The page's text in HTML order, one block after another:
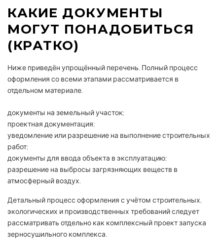
КАКИЕ ДОКУМЕНТЫ
МОГУТ ПОНАДОБИТЬСЯ
(КРАТКО)
Ниже приведён упрощённый перечень. Полный процесс
оформления со всеми этапами рассматривается в
отдельном материале.
документы на земельный участок;
проектная документация;
уведомление или разрешение на выполнение строительных
работ;
документы для ввода объекта в эксплуатацию;
разрешение на выбросы загрязняющих веществ в
атмосферный воздух.
Детальный процесс оформления с учётом строительных,
экологических и производственных требований следует
рассматривать отдельно как комплексный проект запуска
зерносушильного комплекса.